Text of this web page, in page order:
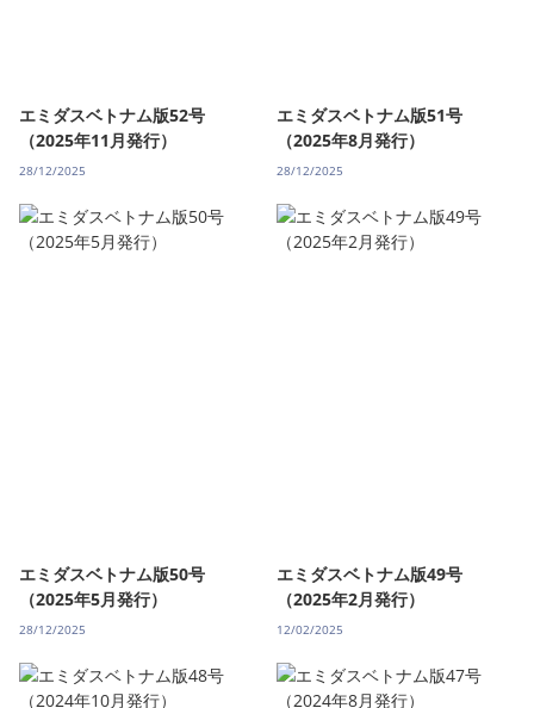
エミダスベトナム版52号
（2025年11月発行）
28/12/2025
エミダスベトナム版51号
（2025年8月発行）
28/12/2025
エミダスベトナム版50号
（2025年5月発行）
28/12/2025
エミダスベトナム版49号
（2025年2月発行）
12/02/2025